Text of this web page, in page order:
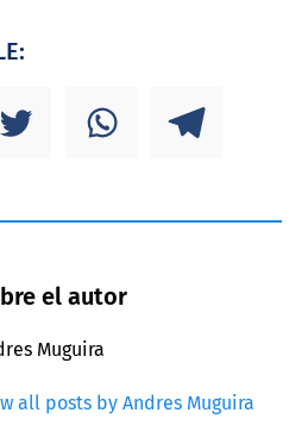
el autor
Muguira
all posts by Andres Muguira